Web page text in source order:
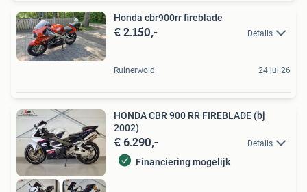
Honda cbr900rr fireblade
€ 2.150,- Details
Ruinerwold 24 jul 26
HONDA CBR 900 RR FIREBLADE (bj
2002)
€ 6.290,- Details
Financiering mogelijk